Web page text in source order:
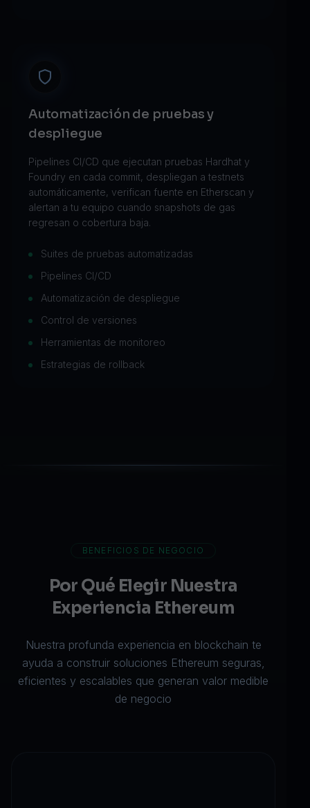
Automatización de pruebas y
despliegue
Pipelines CI/CD que ejecutan pruebas Hardhat y
Foundry en cada commit, despliegan a testnets
automáticamente, verifican fuente en Etherscan y
alertan a tu equipo cuando snapshots de gas
regresan o cobertura baja.
Suites de pruebas automatizadas
Pipelines CI/CD
Automatización de despliegue
Control de versiones
Herramientas de monitoreo
Estrategias de rollback
BENEFICIOS DE NEGOCIO
Por Qué Elegir Nuestra
Experiencia Ethereum
Nuestra profunda experiencia en blockchain te
ayuda a construir soluciones Ethereum seguras,
eficientes y escalables que generan valor medible
de negocio